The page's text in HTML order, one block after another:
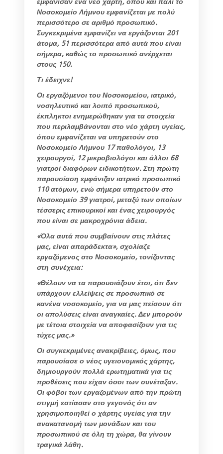
Νοσοκομείο Λήμνου εμφανίζεται με πολύ
περισσότερο σε αριθμό προσωπικό.
Συγκεκριμένα εμφανίζει να εργάζονται 201
άτομα, 51 περισσότερα από αυτά που είναι
σήμερα, καθώς το προσωπικό ανέρχεται
στους 150.
Τι έδειχνε!
Οι εργαζόμενοι του Νοσοκομείου, ιατρικό,
νοσηλευτικό και λοιπό προσωπικού,
έκπληκτοι ενημερώθηκαν για τα στοιχεία
που περιλαμβάνονται στο νέο χάρτη υγείας,
όπου εμφανίζεται να υπηρετούν στο
Νοσοκομείο Λήμνου 17 παθολόγοι, 13
χειρουργοί, 12 μικροβιολόγοι και άλλοι 68
γιατροί διαφόρων ειδικοτήτων. Στη πρώτη
παρουσίαση εμφάνιζαν ιατρικό προσωπικό
110 ατόμων, ενώ σήμερα υπηρετούν στο
Νοσοκομείο 39 γιατροί, μεταξύ των οποίων
τέσσερις επικουρικοί και ένας χειρουργός
που είναι σε μακροχρόνια άδεια.
«Όλα αυτά που συμβαίνουν στις πλάτες
μας, είναι απαράδεκτα», σχολίαζε
εργαζόμενος στο Νοσοκομείο, τονίζοντας
στη συνέχεια:
«Θέλουν να τα παρουσιάζουν έτσι, ότι δεν
υπάρχουν ελλείψεις σε προσωπικό σε
κανένα νοσοκομείο, για να μας πείσουν ότι
οι απολύσεις είναι αναγκαίες. Δεν μπορούν
με τέτοια στοιχεία να αποφασίζουν για τις
τύχες μας.»
Οι συγκεκριμένες ανακρίβειες, όμως, που
παρουσίασε ο νέος υγειονομικός χάρτης,
δημιουργούν πολλά ερωτηματικά για τις
προθέσεις που είχαν όσοι των συνέταξαν.
Οι φόβοι των εργαζομένων από την πρώτη
στιγμή εστίασαν στο γεγονός ότι αν
χρησιμοποιηθεί ο χάρτης υγείας για την
ανακατανομή των μονάδων και του
προσωπικού σε όλη τη χώρα, θα γίνουν
τραγικά λάθη.